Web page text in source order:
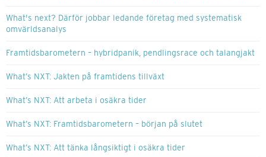
What's next? Därför jobbar ledande företag med systematisk
omvärldsanalys
Framtidsbarometern – hybridpanik, pendlingsrace och talangjakt
What’s NXT: Jakten på framtidens tillväxt
What’s NXT: Att arbeta i osäkra tider
What’s NXT: Framtidsbarometern – början på slutet
What’s NXT: Att tänka långsiktigt i osäkra tider